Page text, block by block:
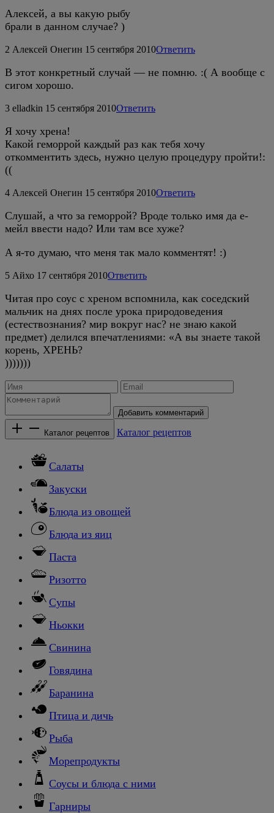
Алексей, а вы какую рыбу
брали в данном случае? )
2 Алексей Онегин 15 сентября 2010Ответить
В этот конкретный случай — не помню. :( А вообще с
сигом хорошо.
3 elladkin 15 сентября 2010Ответить
Я хочу хрена!
Какой геморрой каждый раз как тебя хочу
откомментить здесь, нужно целую процедуру пройти!:
((
4 Алексей Онегин 15 сентября 2010Ответить
Слушай, а что за геморрой? Вроде только имя да е-
мейл ввести надо? Или там все хуже?
А я-то думаю, что меня так мало комментят! :)
5 Айхо 17 сентября 2010Ответить
Читая про соус с хреном вспомнила, как соседский
мальчик на днях после урока природоведения
(естествознания? мир вокруг нас? не знаю какой
предмет) делился впечатлениями: «А вы знаете такой
корень, ХРЕНЬ?
)))))))
Добавить комментарий
Каталог рецептов Каталог рецептов
Салаты
Закуски
Блюда из овощей
Блюда из яиц
Паста
Ризотто
Супы
Ньокки
Свинина
Говядина
Баранина
Птица и дичь
Рыба
Морепродукты
Соусы и блюда с ними
Гарниры